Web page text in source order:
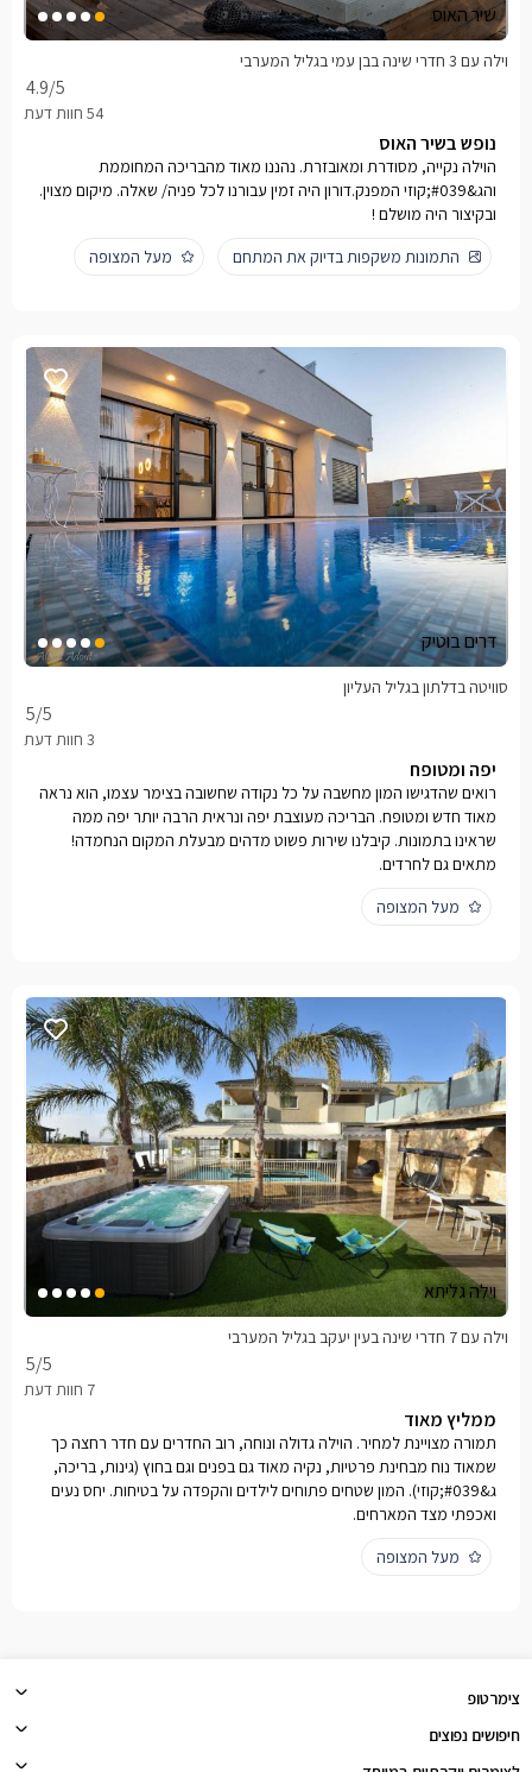
שיר האוס
4.9/5
וילה עם 3 חדרי שינה בבן עמי בגליל המערבי
נופש בשיר האוס
הוילה נקייה, מסודרת ומאובזרת. נהננו מאוד מהבריכה המחוממת
והג&#039;קוזי המפנק.דורון היה זמין עבורנו לכל פניה/ שאלה. מיקום מצוין.
ובקיצור היה מושלם !
התמונות משקפות בדיוק את המתחם
מעל המצופה
דרים בוטיק
5/5
סוויטה בדלתון בגליל העליון
יפה ומטופח
רואים שהדגישו המון מחשבה על כל נקודה שחשובה בצימר עצמו, הוא נראה
מאוד חדש ומטופח. הבריכה מעוצבת יפה ונראית הרבה יותר יפה ממה
שראינו בתמונות. קיבלנו שירות פשוט מדהים מבעלת המקום הנחמדה!
מתאים גם לחרדים.
מעל המצופה
וילה גליתא
5/5
וילה עם 7 חדרי שינה בעין יעקב בגליל המערבי
ממליץ מאוד
תמורה מצויינת למחיר. הוילה גדולה ונוחה, רוב החדרים עם חדר רחצה כך
שמאוד נוח מבחינת פרטיות, נקיה מאוד גם בפנים וגם בחוץ (גינות, בריכה,
ג&#039;קוזי). המון שטחים פתוחים לילדים והקפדה על בטיחות. יחס נעים
ואכפתי מצד המארחים.
מעל המצופה
צימרטופ
חיפושים נפוצים